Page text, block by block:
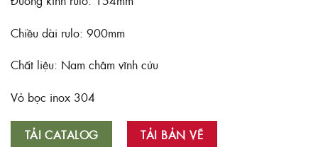
Chiều dài rulo: 900mm
Chất liệu: Nam châm vĩnh cửu
Vỏ bọc inox 304
TẢI CATALOG TẢI BẢN VẼ